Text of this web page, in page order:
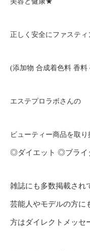
正しく安全にファステ
(添加物 合成着色料 香料
エステプロラボさんの
ビューティー商品を取
◎ダイエット ◎ブラ
雑誌にも多数掲載され
芸能人やモデルの方
方はダイレクトメッセ